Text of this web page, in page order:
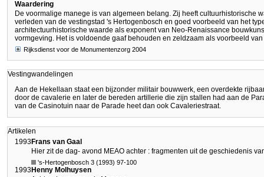
Waardering
De voormalige manege is van algemeen belang. Zij heeft cultuurhistorische
verleden van de vestingstad 's Hertogenbosch en goed voorbeeld van het
architectuurhistorische waarde als exponent van Neo-Renaissance
vormgeving. Het is voldoende gaaf behouden en zeldzaam als voorbeeld
Rijksdienst voor de Monumentenzorg 2004
Vestingwandelingen
Aan de Hekellaan staat een bijzonder militair bouwwerk, een overdekte
door de cavalerie en later de bereden artillerie die zijn stallen had aan de
van de Casinotuin naar de Parade heet dan ook Cavaleriestraat.
Artikelen
1993Frans van Gaal
Hier zit de dag- avond MEAO achter : fragmenten uit de geschiedenis
's-Hertogenbosch 3 (1993) 97-100
1993Henny Molhuysen